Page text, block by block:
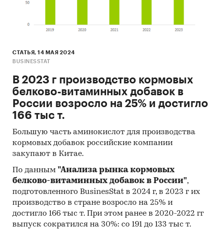
СТАТЬЯ, 14 МАЯ 2024
BUSINESSTAT
В 2023 г производство кормовых
белково-витаминных добавок в
России возросло на 25% и достигло
166 тыс т.
Большую часть аминокислот для производства
кормовых добавок российские компании
закупают в Китае.
По данным "Анализа рынка кормовых
белково-витаминных добавок в России",
подготовленного BusinesStat в 2024 г, в 2023 г их
производство в стране возросло на 25% и
достигло 166 тыс т. При этом ранее в 2020-2022 гг
выпуск сократился на 30%: со 191 до 133 тыс т.